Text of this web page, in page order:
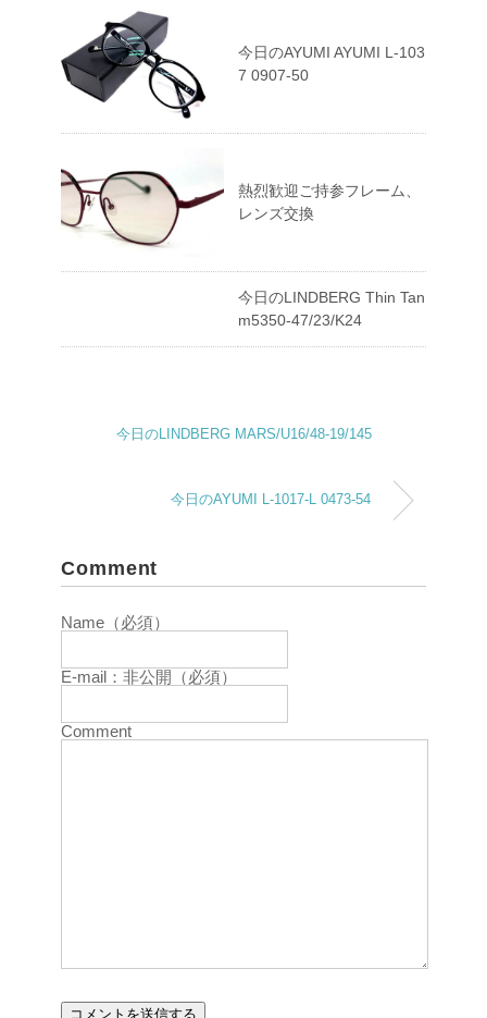
今日のAYUMI AYUMI L-103
7 0907-50
熱烈歓迎ご持参フレーム、
レンズ交換
今日のLINDBERG Thin Tan
m5350-47/23/K24
今日のLINDBERG MARS/U16/48-19/145
今日のAYUMI L-1017-L 0473-54
Comment
Name（必須）
E-mail：非公開（必須）
Comment